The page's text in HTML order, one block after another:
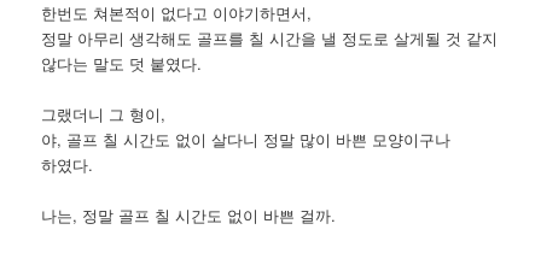
한번도 쳐본적이 없다고 이야기하면서,
정말 아무리 생각해도 골프를 칠 시간을 낼 정도로 살게될 것 같지
않다는 말도 덧 붙였다.
그랬더니 그 형이,
야, 골프 칠 시간도 없이 살다니 정말 많이 바쁜 모양이구나
하였다.
나는, 정말 골프 칠 시간도 없이 바쁜 걸까.